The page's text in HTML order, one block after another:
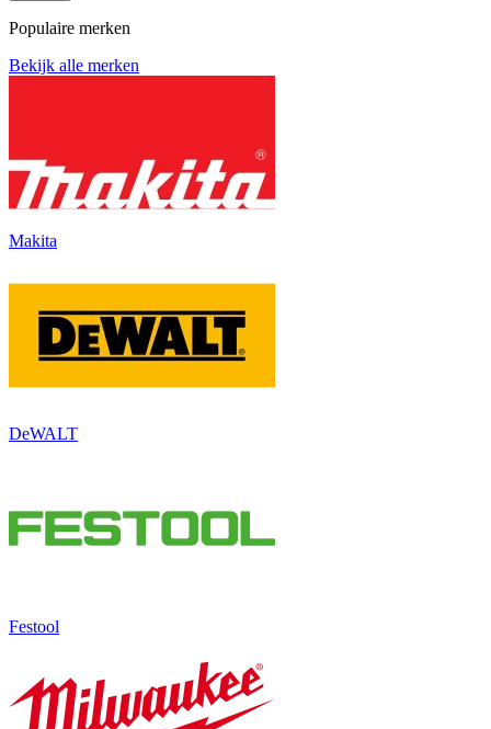
Populaire merken
Bekijk alle merken
Makita
DeWALT
Festool